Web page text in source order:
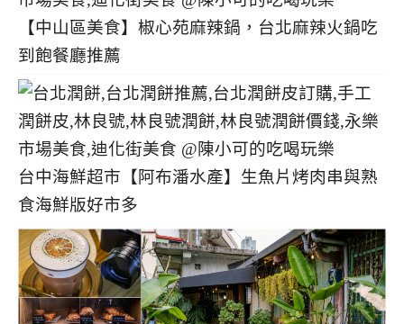
【中山區美食】椒心苑麻辣鍋，台北麻辣火鍋吃
到飽餐廳推薦
台中海鮮超市【阿布潘水產】生魚片烤肉串與熟
食海鮮版好市多